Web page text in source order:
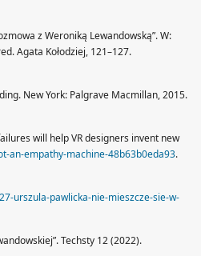
z Weroniką Lewandowską”. W:
Agata Kołodziej, 121–127.
New York: Palgrave Macmillan, 2015.
will help VR designers invent new
an-empathy-machine-48b63b0eda93.
urszula-pawlicka-nie-mieszcze-sie-w-
Techsty 12 (2022).